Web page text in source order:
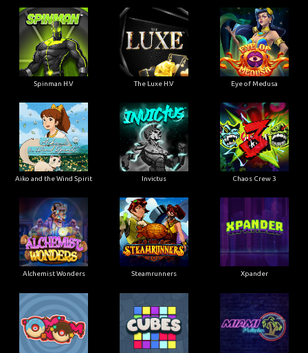
Spinman H.V The Luxe H.V Eye of Medusa
Aiko and the Wind Spirit Invictus Chaos Crew 3
Alchemist Wonders Steamrunners Xpander